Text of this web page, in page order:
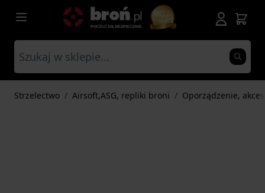
Przejdź do treści
Strzelectwo / Airsoft,ASG, repliki broni / Oporządzenie,